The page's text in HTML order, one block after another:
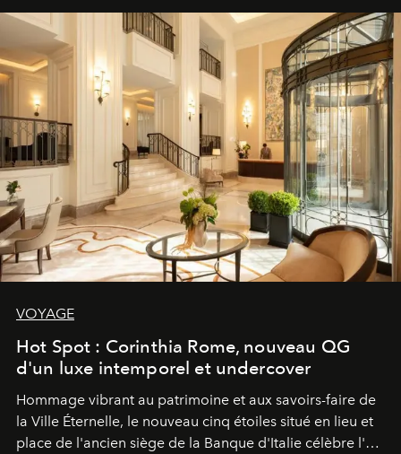
VOYAGE
Hot Spot : Corinthia Rome, nouveau QG
d'un luxe intemporel et undercover
Hommage vibrant au patrimoine et aux savoirs-faire de
la Ville Éternelle, le nouveau cinq étoiles situé en lieu et
place de l'ancien siège de la Banque d'Italie célèbre l'art